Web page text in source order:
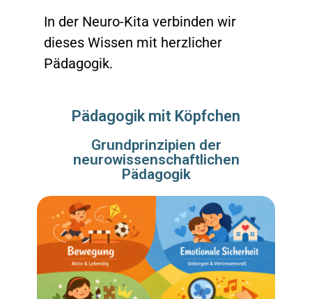
In der Neuro-Kita verbinden wir
dieses Wissen mit herzlicher
Pädagogik.
Pädagogik mit Köpfchen
Grundprinzipien der
neurowissenschaftlichen
Pädagogik